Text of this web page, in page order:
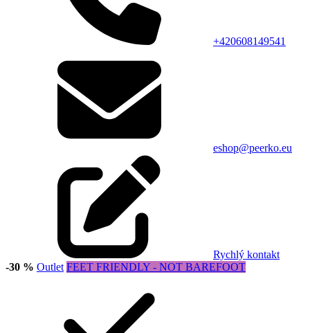
+420608149541
eshop@peerko.eu
Rychlý kontakt
-30 % Outlet FEET FRIENDLY - NOT BAREFOOT